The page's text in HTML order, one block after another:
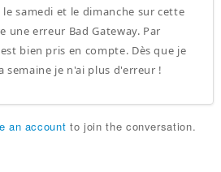
samedi et le dimanche sur cette
une erreur Bad Gateway. Par
bien pris en compte. Dès que je
semaine je n'ai plus d'erreur !
an account to join the conversation.